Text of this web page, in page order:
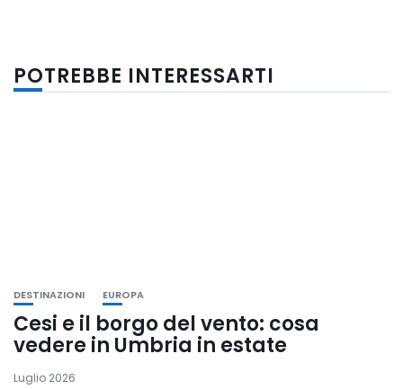
POTREBBE INTERESSARTI
DESTINAZIONI EUROPA
Cesi e il borgo del vento: cosa
vedere in Umbria in estate
Luglio 2026